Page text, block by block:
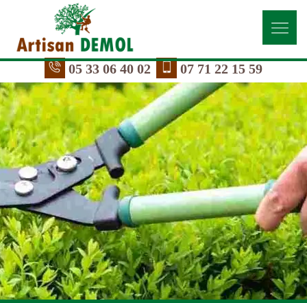
05 33 06 40 02 07 71 22 15 59